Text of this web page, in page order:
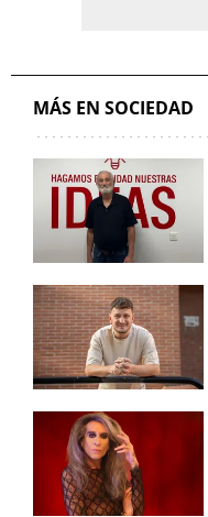
MÁS EN SOCIEDAD